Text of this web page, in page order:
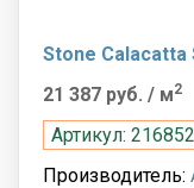
Stone Calacatta
21 387 руб. / м2
Артикул: 216852
Производитель: